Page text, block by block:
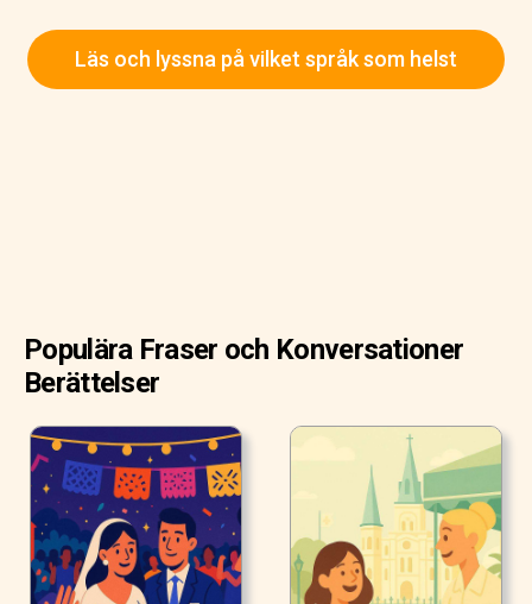
Läs och lyssna på vilket språk som helst
Populära Fraser och Konversationer
Berättelser